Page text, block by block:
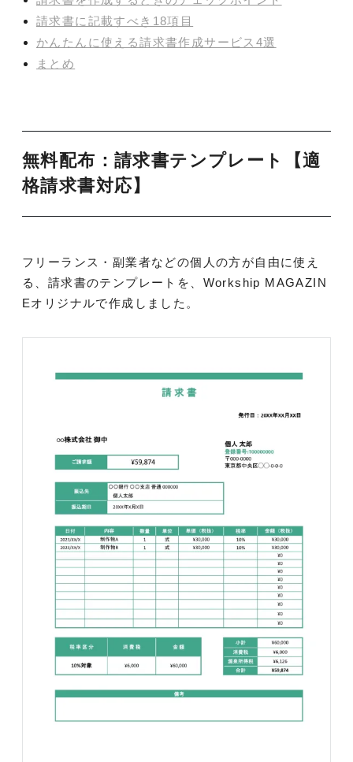
請求書に記載すべき18項目
かんたんに使える請求書作成サービス4選
まとめ
無料配布：請求書テンプレート【適
格請求書対応】
フリーランス・副業者などの個人の方が自由に使え
る、請求書のテンプレートを、Workship MAGAZIN
Eオリジナルで作成しました。